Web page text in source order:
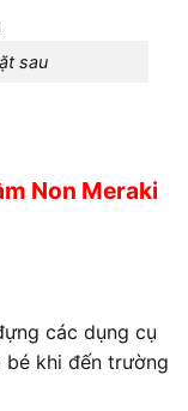
sau
Non Meraki
các dụng cụ
khi đến trường